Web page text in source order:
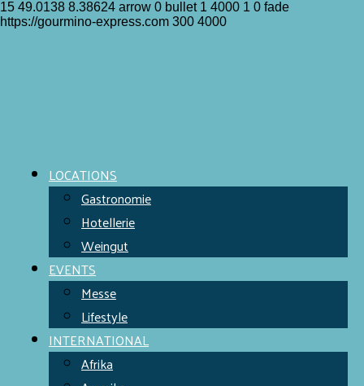
15 49.0138 8.38624 arrow 0 bullet 1 4000 1 0 fade
https://gourmino-express.com 300 4000
LOCATIONS
Gastronomie
Hotellerie
Weingut
EVENTS
Messe
Lifestyle
INTERNATIONAL
Afrika